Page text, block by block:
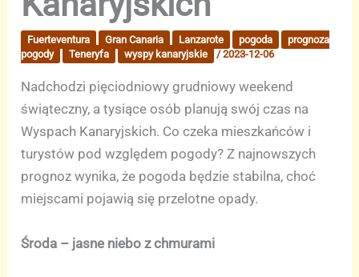
Fuerteventura Gran Canaria Lanzarote pogoda
prognoza
pogody
Teneryfa wyspy kanaryjskie /2023-12-06
Nadchodzi pięciodniowy grudniowy weekend
świąteczny, a tysiące osób planują swój czas na
Wyspach Kanaryjskich. Co czeka mieszkańców i
turystów pod względem pogody? Z najnowszych
prognoz wynika, że pogoda będzie stabilna, choć
miejscami pojawią się przelotne opady.
Środa – jasne niebo z chmurami